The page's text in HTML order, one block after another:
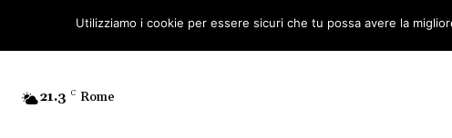
Osservatorio Nazionale Amianto: aderisci Diventa Guardia Nazionale Amianto – AGN
21.3 C Rome
Utilizziamo i cookie per essere sicuri che tu possa avere la